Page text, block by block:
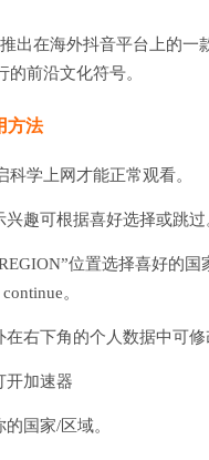
推出在海外抖音平台上的
前沿文化符号。
方法
科学上网才能正常观看。
趣可根据喜好选择或跳过
位置选择喜好的国
。
右下角的个人数据中可
开加速器
国家/区域。